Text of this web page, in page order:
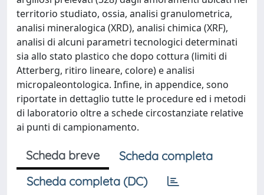
territorio studiato, ossia, analisi granulometrica,
analisi mineralogica (XRD), analisi chimica (XRF),
analisi di alcuni parametri tecnologici determinati
sia allo stato plastico che dopo cottura (limiti di
Atterberg, ritiro lineare, colore) e analisi
micropaleontologica. Infine, in appendice, sono
riportate in dettaglio tutte le procedure ed i metodi
di laboratorio oltre a schede circostanziate relative
ai punti di campionamento.
Scheda breve
Scheda completa
Scheda completa (DC)